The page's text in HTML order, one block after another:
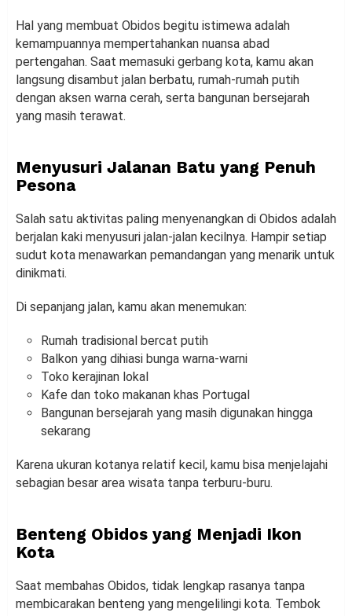
Hal yang membuat Obidos begitu istimewa adalah
kemampuannya mempertahankan nuansa abad
pertengahan. Saat memasuki gerbang kota, kamu akan
langsung disambut jalan berbatu, rumah-rumah putih
dengan aksen warna cerah, serta bangunan bersejarah
yang masih terawat.
Menyusuri Jalanan Batu yang Penuh
Pesona
Salah satu aktivitas paling menyenangkan di Obidos adalah
berjalan kaki menyusuri jalan-jalan kecilnya. Hampir setiap
sudut kota menawarkan pemandangan yang menarik untuk
dinikmati.
Di sepanjang jalan, kamu akan menemukan:
Rumah tradisional bercat putih
Balkon yang dihiasi bunga warna-warni
Toko kerajinan lokal
Kafe dan toko makanan khas Portugal
Bangunan bersejarah yang masih digunakan hingga
sekarang
Karena ukuran kotanya relatif kecil, kamu bisa menjelajahi
sebagian besar area wisata tanpa terburu-buru.
Benteng Obidos yang Menjadi Ikon
Kota
Saat membahas Obidos, tidak lengkap rasanya tanpa
membicarakan benteng yang mengelilingi kota. Tembok